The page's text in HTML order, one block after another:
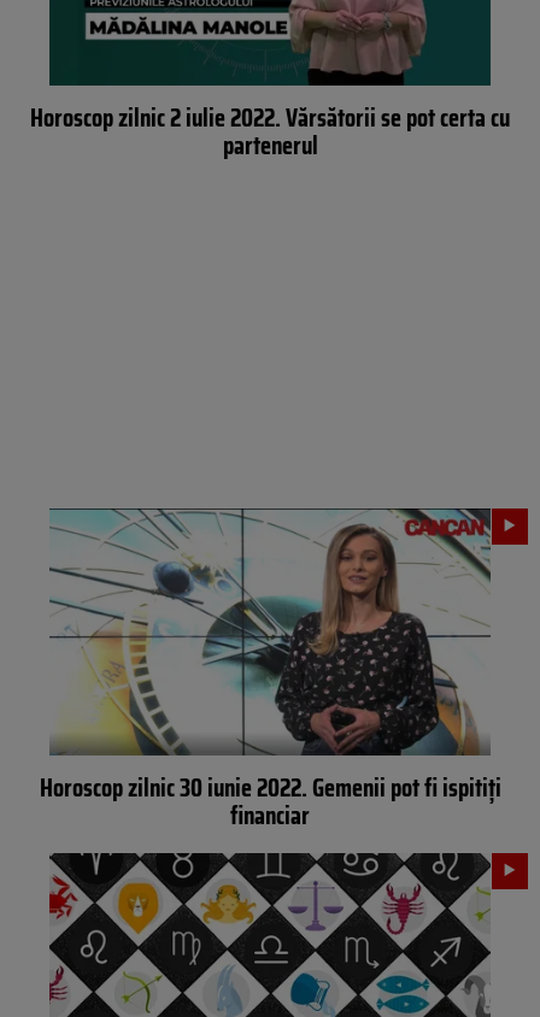
Horoscop zilnic 2 iulie 2022. Vărsătorii se pot certa cu
partenerul
Horoscop zilnic 30 iunie 2022. Gemenii pot fi ispitiți
financiar